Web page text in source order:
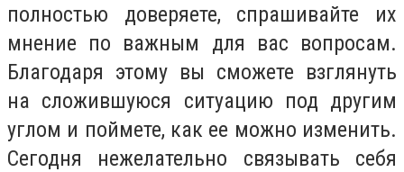
полностью доверяете, спрашивайте их
мнение по важным для вас вопросам.
Благодаря этому вы сможете взглянуть
на сложившуюся ситуацию под другим
углом и поймете, как ее можно изменить.
Сегодня нежелательно связывать себя